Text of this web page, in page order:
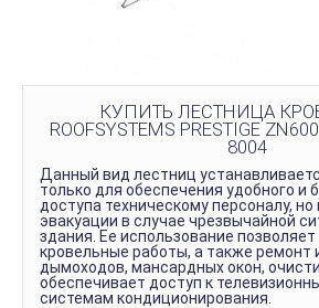
КУПИТЬ ЛЕСТНИЦА
ROOFSYSTEMS PRESTIGE
8004
Данный вид лестниц
только для обеспечения удобного и
доступа техническому персоналу, но
эвакуации в случае чрезвычайной
здания. Ее использование
кровельные работы, а также ремонт
дымоходов, мансардных окон,
обеспечивает доступ к
системам кондиционирования.